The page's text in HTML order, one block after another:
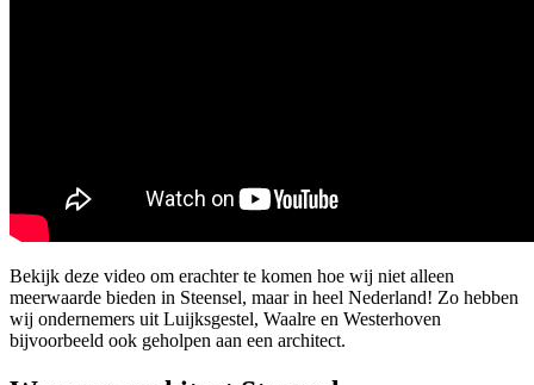
Bekijk deze video om erachter te komen hoe wij niet alleen
meerwaarde bieden in Steensel, maar in heel Nederland! Zo hebben
wij ondernemers uit Luijksgestel, Waalre en Westerhoven
bijvoorbeeld ook geholpen aan een architect.